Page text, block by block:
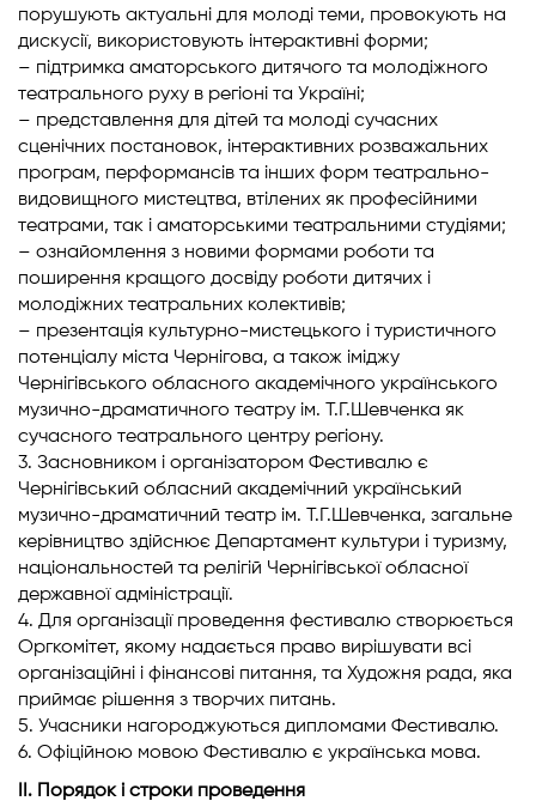
порушують актуальні для молоді теми, провокують на
дискусії, використовують інтерактивні форми;
– підтримка аматорського дитячого та молодіжного
театрального руху в регіоні та Україні;
– представлення для дітей та молоді сучасних
сценічних постановок, інтерактивних розважальних
програм, перформансів та інших форм театрально-
видовищного мистецтва, втілених як професійними
театрами, так і аматорськими театральними студіями;
– ознайомлення з новими формами роботи та
поширення кращого досвіду роботи дитячих і
молодіжних театральних колективів;
– презентація культурно-мистецького і туристичного
потенціалу міста Чернігова, а також іміджу
Чернігівського обласного академічного українського
музично-драматичного театру ім. Т.Г.Шевченка як
сучасного театрального центру регіону.
3. Засновником і організатором Фестивалю є
Чернігівський обласний академічний український
музично-драматичний театр ім. Т.Г.Шевченка, загальне
керівництво здійснює Департамент культури і туризму,
національностей та релігій Чернігівської обласної
державної адміністрації.
4. Для організації проведення фестивалю створюється
Оргкомітет, якому надається право вирішувати всі
організаційні і фінансові питання, та Художня рада, яка
приймає рішення з творчих питань.
5. Учасники нагороджуються дипломами Фестивалю.
6. Офіційною мовою Фестивалю є українська мова.
ІІ. Порядок і строки проведення